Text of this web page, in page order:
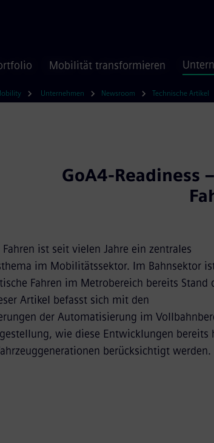
Mobilität transformieren
Unternehmen Newsroom Technische Artikel
GoA4-Readiness
ist seit vielen Jahre ein zentrales
im Mobilitätssektor. Im Bahnsektor
Fahren im Metrobereich bereits Stand
Artikel befasst sich mit den
der Automatisierung im
wie diese Entwicklungen bereits
berücksichtigt werden.